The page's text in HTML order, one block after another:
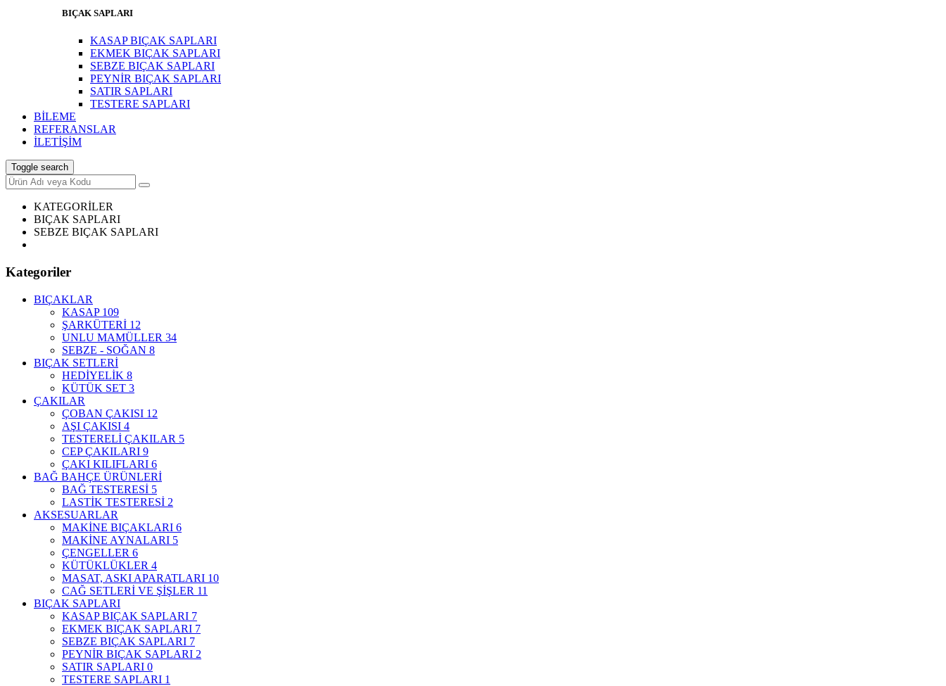
BIÇAK SAPLARI
KASAP BIÇAK SAPLARI
EKMEK BIÇAK SAPLARI
SEBZE BIÇAK SAPLARI
PEYNİR BIÇAK SAPLARI
SATIR SAPLARI
TESTERE SAPLARI
BİLEME
REFERANSLAR
İLETİŞİM
Toggle search
KATEGORİLER
BIÇAK SAPLARI
SEBZE BIÇAK SAPLARI
Kategoriler
BIÇAKLAR
KASAP 109
ŞARKÜTERİ 12
UNLU MAMÜLLER 34
SEBZE - SOĞAN 8
BIÇAK SETLERİ
HEDİYELİK 8
KÜTÜK SET 3
ÇAKILAR
ÇOBAN ÇAKISI 12
AŞI ÇAKISI 4
TESTERELİ ÇAKILAR 5
CEP ÇAKILARI 9
ÇAKI KILIFLARI 6
BAĞ BAHÇE ÜRÜNLERİ
BAĞ TESTERESİ 5
LASTİK TESTERESİ 2
AKSESUARLAR
MAKİNE BIÇAKLARI 6
MAKİNE AYNALARI 5
ÇENGELLER 6
KÜTÜKLÜKLER 4
MASAT, ASKI APARATLARI 10
CAĞ SETLERİ VE ŞİŞLER 11
BIÇAK SAPLARI
KASAP BIÇAK SAPLARI 7
EKMEK BIÇAK SAPLARI 7
SEBZE BIÇAK SAPLARI 7
PEYNİR BIÇAK SAPLARI 2
SATIR SAPLARI 0
TESTERE SAPLARI 1